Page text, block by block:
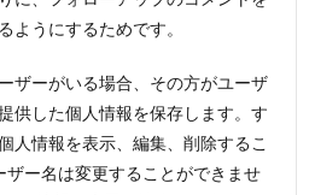
ようにするためです。
ザーがいる場合、その方がユーザ
供した個人情報を保存します。す
人情報を表示、編集、削除するこ
ザー名は変更することができませ